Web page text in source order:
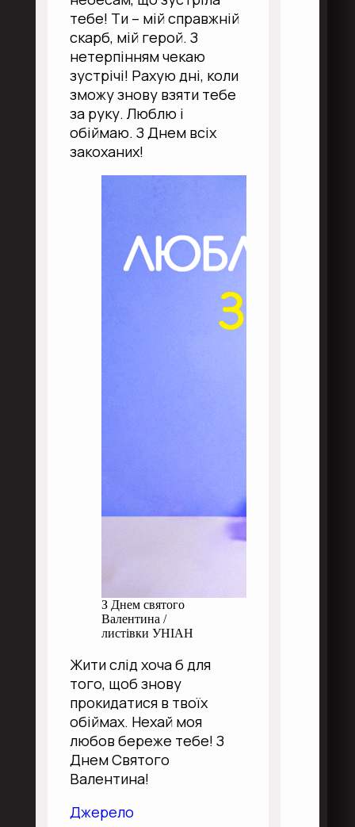
тебе! Ти – мій справжній
скарб, мій герой. З
нетерпінням чекаю
зустрічі! Рахую дні, коли
зможу знову взяти тебе
за руку. Люблю і
обіймаю. З Днем всіх
закоханих!
З Днем святого
Валентина /
листівки УНІАН
Жити слід хоча б для
того, щоб знову
прокидатися в твоїх
обіймах. Нехай моя
любов береже тебе! З
Днем Святого
Валентина!
Джерело